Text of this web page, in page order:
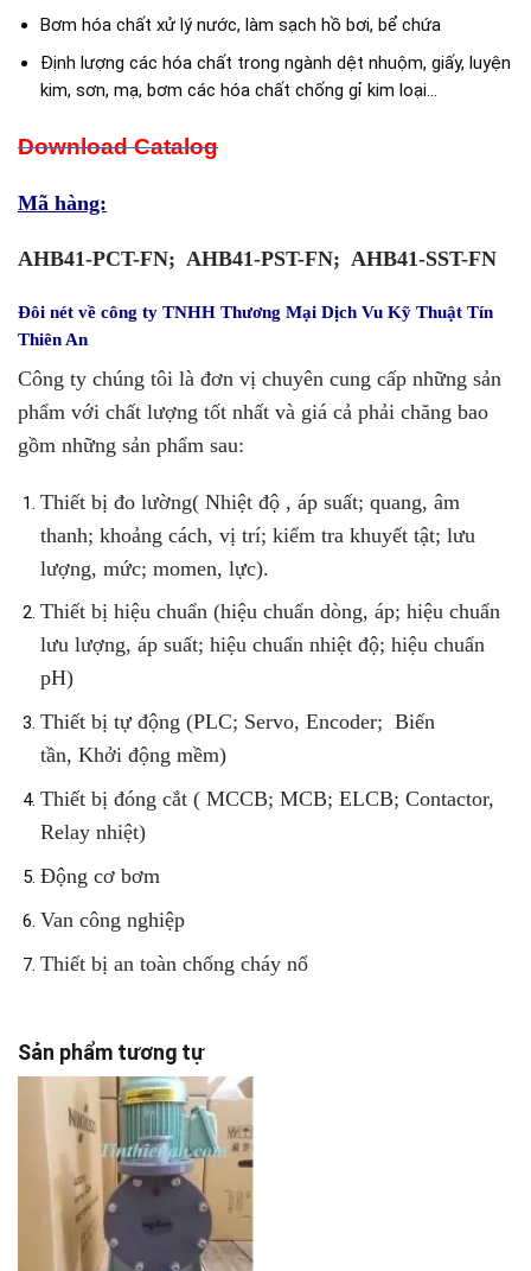
Bơm hóa chất xử lý nước, làm sạch hồ bơi, bể chứa
Định lượng các hóa chất trong ngành dệt nhuộm, giấy, luyện
kim, sơn, mạ, bơm các hóa chất chống gỉ kim loại…
Download Catalog
Mã hàng:
AHB41-PCT-FN; AHB41-PST-FN; AHB41-SST-FN
Đôi nét về công ty TNHH Thương Mại Dịch Vu Kỹ Thuật Tín
Thiên An
Công ty chúng tôi là đơn vị chuyên cung cấp những sản
phẩm với chất lượng tốt nhất và giá cả phải chăng bao
gồm những sản phẩm sau:
Thiết bị đo lường( Nhiệt độ , áp suất; quang, âm
thanh; khoảng cách, vị trí; kiểm tra khuyết tật; lưu
lượng, mức; momen, lực).
Thiết bị hiệu chuẩn (hiệu chuẩn dòng, áp; hiệu chuẩn
lưu lượng, áp suất; hiệu chuẩn nhiệt độ; hiệu chuẩn
pH)
Thiết bị tự động (PLC; Servo, Encoder; Biến
tần, Khởi động mềm)
Thiết bị đóng cắt ( MCCB; MCB; ELCB; Contactor,
Relay nhiệt)
Động cơ bơm
Van công nghiệp
Thiết bị an toàn chống cháy nổ
Sản phẩm tương tự